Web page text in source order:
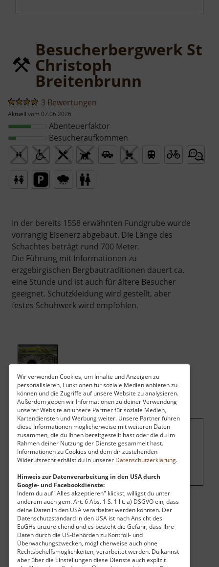
Wir verwenden Cookies, um Inhalte und Anzeigen zu
personalisieren, Funktionen für soziale Medien anbieten zu
können und die Zugriffe auf unsere Website zu analysieren.
Außerdem geben wir Informationen zu deiner Verwendung
unserer Website an unsere Partner für soziale Medien,
Kartendiensten und Werbung weiter. Unsere Partner führen
diese Informationen möglicherweise mit weiteren Daten
zusammen, die du ihnen bereitgestellt hast oder die du im
Rahmen deiner Nutzung der Dienste gesammelt hast.
Informationen zu Cookies und dem dir zustehenden
Widerufsrecht erhälst du in unserer Datenschutzerklärung.
Hinweis zur Datenverarbeitung in den USA durch
Google- und Facebookdienste:
Indem du auf "Alles akzeptieren" klickst, willigst du unter
anderem auch gem. Art. 6 Abs. 1 S. 1 lit. a) DSGVO ein, dass
deine Daten in den USA verarbeitet werden könnten. Der
Datenschutzstandard in den USA ist nach Ansicht des
EuGHs unzureichend und es besteht die Gefahr, dass Ihre
Daten durch die US-Behörden zu Kontroll- und
Überwachungszwecken, möglicherweise auch ohne
Rechtsbehelfsmöglichkeiten, verarbeitet werden. Du kannst
aber über die Einstellungen diese Dienste auch explizit
Besucherbergwerk St
Christoph
Breitenbrunn
3 Bewertungen
Aktuell vom 07.06.2026
Abenteuerfaktor
Besucheraufkommen
In der bereits 1558 erwähnten Fundgrube wurde
vorrangig Eisenerz abgebaut. Die Länge des
Schachtes beträgt rund 700 Meter.
Die Führung mit Informationen zu
erzgebirgischen Bergbautraditionen dauert ca.
eine Stunde und ist auch für ältere Besucher
geeignet. Schutzkleidung wird gestellt, aber
festes Schuhwerk wird empfohlen.
Um dieses Projekt zu finanzieren, wird
hier Werbung eingeblendet.Cookie-
Einstellungen ändern.
Eintritt
Vollzahler:
30,00 €
Kinder:
5,00 €
Mindestalter:
6 Jahre
Preise richtigen sich nach Gruppengröße, siehe Website